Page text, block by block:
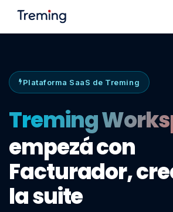
Ir al contenido
Plataforma SaaS de Treming
Treming
empezá con
Facturador,
la suite